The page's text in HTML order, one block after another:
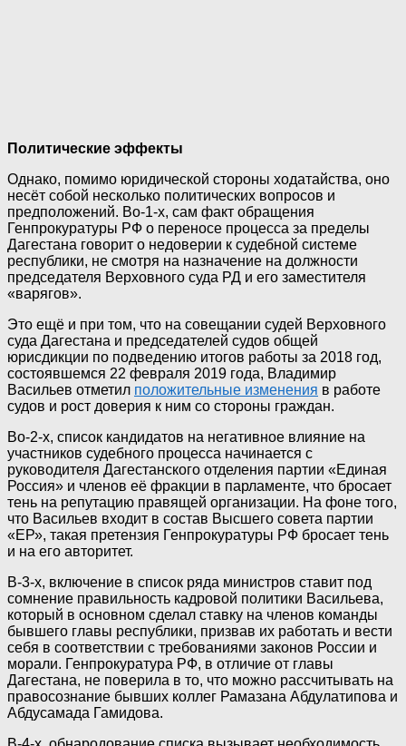
Политические эффекты
Однако, помимо юридической стороны ходатайства, оно
несёт собой несколько политических вопросов и
предположений. Во-1-х, сам факт обращения
Генпрокуратуры РФ о переносе процесса за пределы
Дагестана говорит о недоверии к судебной системе
республики, не смотря на назначение на должности
председателя Верховного суда РД и его заместителя
«варягов».
Это ещё и при том, что на совещании судей Верховного
суда Дагестана и председателей судов общей
юрисдикции по подведению итогов работы за 2018 год,
состоявшемся 22 февраля 2019 года, Владимир
Васильев отметил положительные изменения в работе
судов и рост доверия к ним со стороны граждан.
Во-2-х, список кандидатов на негативное влияние на
участников судебного процесса начинается с
руководителя Дагестанского отделения партии «Единая
Россия» и членов её фракции в парламенте, что бросает
тень на репутацию правящей организации. На фоне того,
что Васильев входит в состав Высшего совета партии
«ЕР», такая претензия Генпрокуратуры РФ бросает тень
и на его авторитет.
В-3-х, включение в список ряда министров ставит под
сомнение правильность кадровой политики Васильева,
который в основном сделал ставку на членов команды
бывшего главы республики, призвав их работать и вести
себя в соответствии с требованиями законов России и
морали. Генпрокуратура РФ, в отличие от главы
Дагестана, не поверила в то, что можно рассчитывать на
правосознание бывших коллег Рамазана Абдулатипова и
Абдусамада Гамидова.